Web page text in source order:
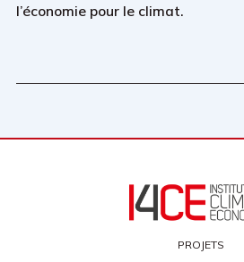
l’économie pour le climat.
PROJETS